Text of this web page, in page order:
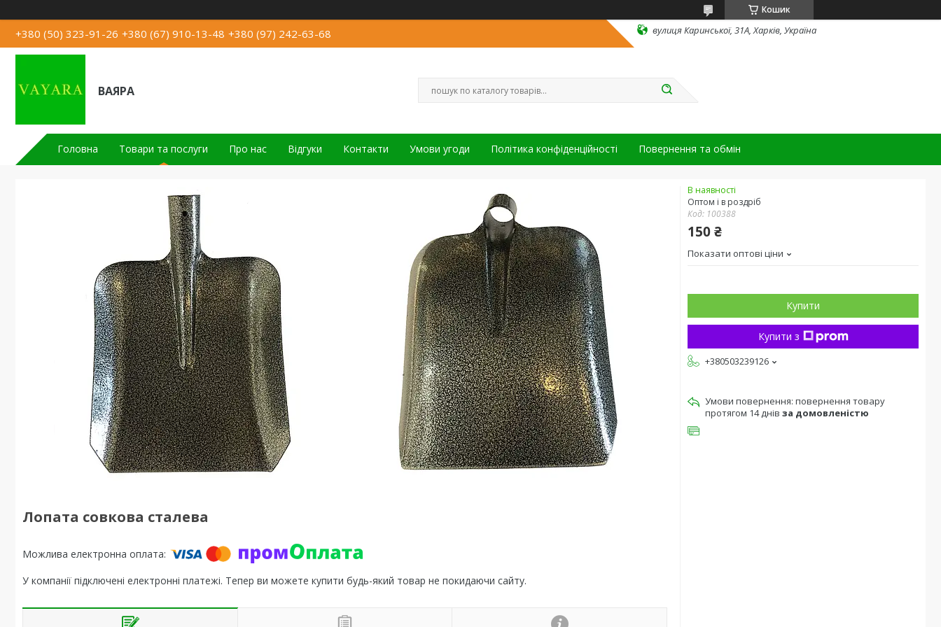
Кошик
+380 (50) 323-91-26 +380 (67) 910-13-48 +380 (97) 242-63-68 вулиця Каринської, 31А, Харків, Україна
ВАЯРА
Головна Товари та послуги Про нас Відгуки Контакти Умови угоди Політика конфіденційності Повернення та обмін
Лопата совкова сталева
У компанії підключені електронні платежі. Тепер ви можете купити будь-який товар не покидаючи сайту.
В наявності
Оптом і в роздріб
Код: 100388
150 ₴
Показати оптові ціни
Купити
Купити з
+380503239126
повернення товару
протягом 14 днів за домовленістю